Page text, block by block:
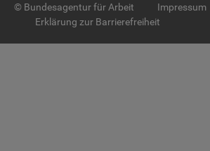
© Bundesagentur für Arbeit Impressum
Erklärung zur Barrierefreiheit